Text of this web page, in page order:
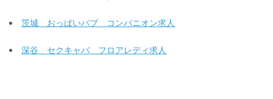
茨城 おっぱいパブ コンパニオン求人
深谷 セクキャバ フロアレディ求人